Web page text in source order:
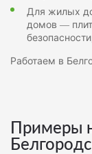
Для жилых
домов —
Работаем в
Примеры